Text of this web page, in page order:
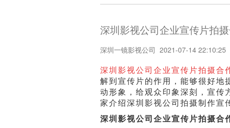
深圳影视公司企业宣传片拍
深圳一镜影视公司 2021-07-14 22:10:25
深圳影视公司企业宣传片拍摄合
解到宣传片的作用，能够很好地
动形象，给观众印象深刻，宣传
家介绍深圳影视公司拍摄制作宣
深圳影视公司企业宣传片拍摄合